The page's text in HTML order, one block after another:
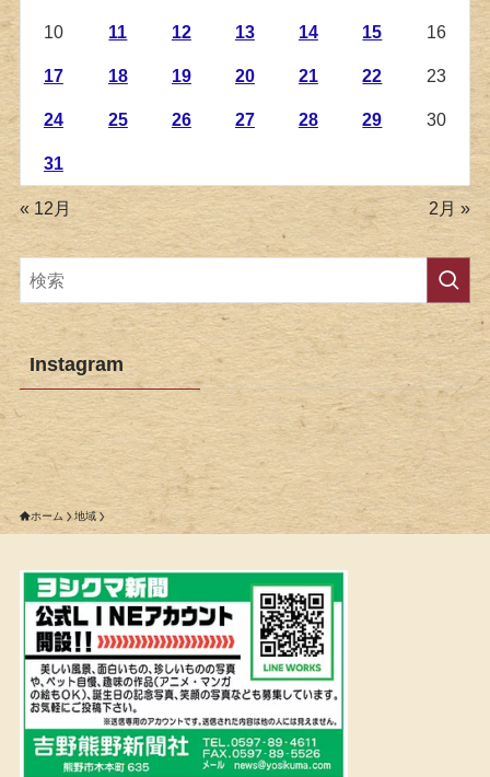
10 11 12 13 14 15 16
17 18 19 20 21 22 23
24 25 26 27 28 29 30
31
« 12月 2月 »
Instagram
ホーム 地域